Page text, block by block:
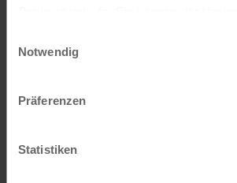
entscheiden, nur notwendige Cookies
Impressum
Notwendig
Präferenzen
Statistiken